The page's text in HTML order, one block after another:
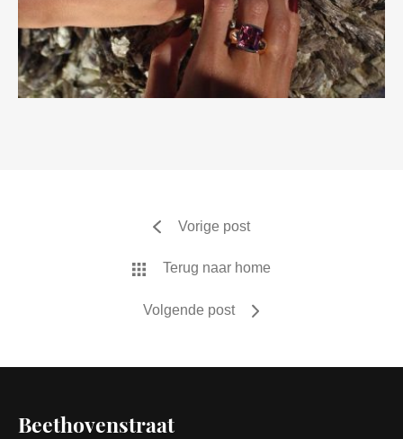
Vorige post
Terug naar home
Volgende post
Beethovenstraat